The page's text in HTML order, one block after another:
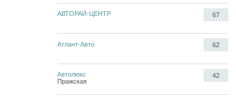
АВТОРАЙ-ЦЕНТР 67
Атлант-Авто 62
Автолюкс
Пражская
42